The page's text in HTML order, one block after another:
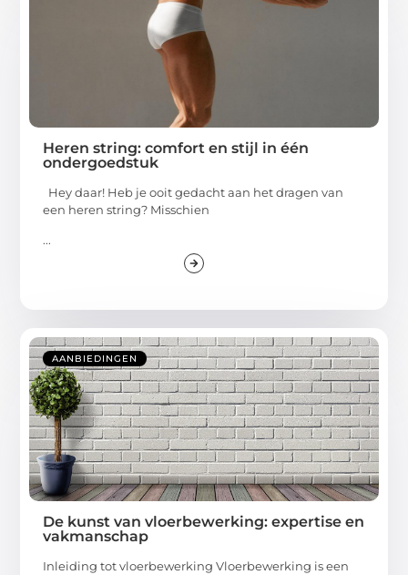
Heren string: comfort en stijl in één
ondergoedstuk
Hey daar! Heb je ooit gedacht aan het dragen van
een heren string? Misschien
...
AANBIEDINGEN
De kunst van vloerbewerking: expertise en
vakmanschap
Inleiding tot vloerbewerking Vloerbewerking is een